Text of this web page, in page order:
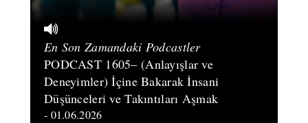
En Son Zamandaki Podcastler
PODCAST 1605– (Anlayışlar ve
Deneyimler) İçine Bakarak İnsani
Düşünceleri ve Takıntıları Aşmak
- 01.06.2026